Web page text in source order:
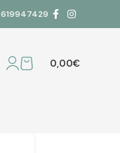
619947429
0,00€